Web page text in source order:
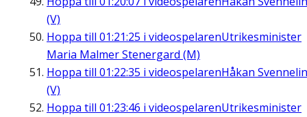
(V)
Hoppa till 01:21:25 i videospelarenUtrikesminister
Maria Malmer Stenergard (M)
Hoppa till 01:22:35 i videospelarenHåkan
(V)
Hoppa till 01:23:46 i videospelarenUtrikesminister